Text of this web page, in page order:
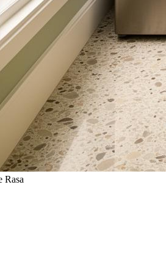
Rasa